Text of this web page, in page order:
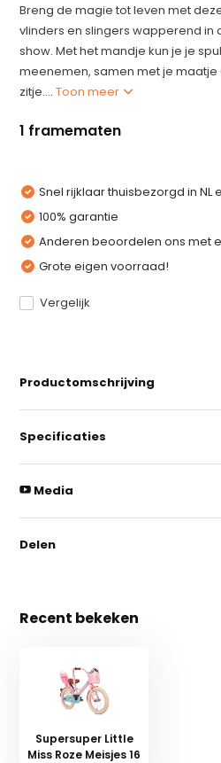
Breng de magie tot leven met
vlinders en slingers wapperend in
show. Met het mandje kun je je
meenemen, samen met je
zitje....Toon meer
1 framematen
Snel rijklaar thuisbezorgd in NL
100% garantie
Anderen beoordelen ons met
Grote eigen voorraad!
Vergelijk
Productomschrijving
Specificaties
Media
Delen
Recent bekeken
Supersuper Little
Miss Roze Meisjes 16